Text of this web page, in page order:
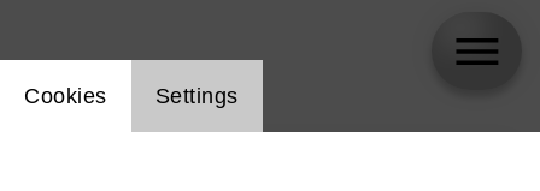
Website cookie setting
Cookies Settings